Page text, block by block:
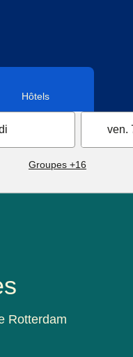
Hôtels
ven.
Groupes +16
Rotterdam